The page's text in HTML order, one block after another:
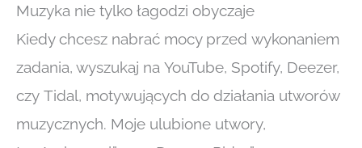
Muzyka nie tylko łagodzi obyczaje
Kiedy chcesz nabrać mocy przed wykonaniem
zadania, wyszukaj na YouTube, Spotify, Deezer,
czy Tidal, motywujących do działania utworów
muzycznych. Moje ulubione utwory,